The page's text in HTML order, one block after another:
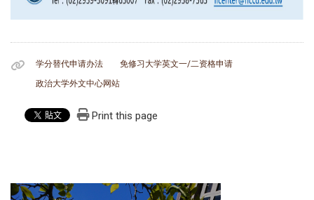
学分替代申请办法
免修习大学英文一/二资格申请
政治大学外文中心网站
Print this page